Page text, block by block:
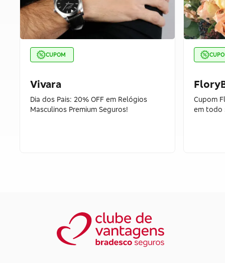
CUPOM
Vivara
Dia dos Pais: 20% OFF em Relógios
Masculinos Premium Seguros!
Cupom
em todo